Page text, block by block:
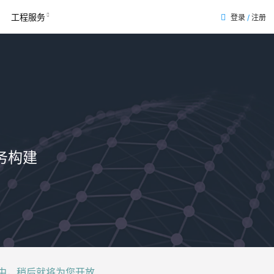
工程服务 登录 / 注册
构建